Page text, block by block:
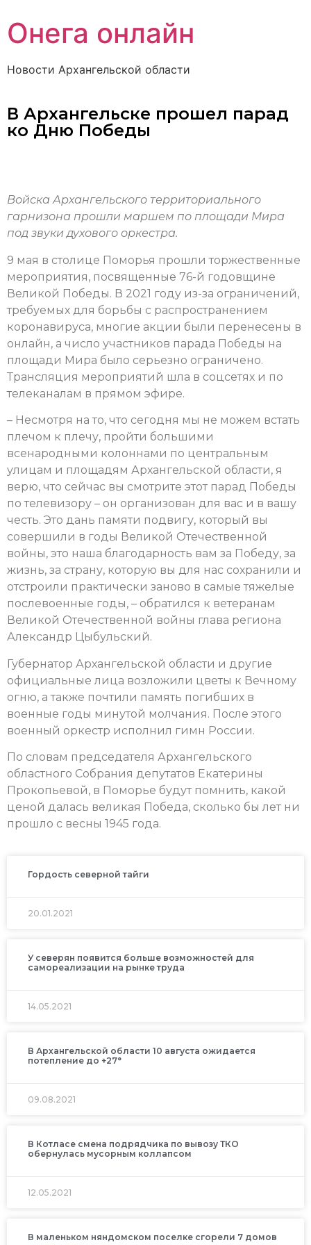
Онега онлайн
Новости Архангельской области
В Архангельске прошел парад
ко Дню Победы
Войска Архангельского территориального
гарнизона прошли маршем по площади Мира
под звуки духового оркестра.
9 мая в столице Поморья прошли торжественные
мероприятия, посвященные 76-й годовщине
Великой Победы. В 2021 году из-за ограничений,
требуемых для борьбы с распространением
коронавируса, многие акции были перенесены в
онлайн, а число участников парада Победы на
площади Мира было серьезно ограничено.
Трансляция мероприятий шла в соцсетях и по
телеканалам в прямом эфире.
– Несмотря на то, что сегодня мы не можем встать
плечом к плечу, пройти большими
всенародными колоннами по центральным
улицам и площадям Архангельской области, я
верю, что сейчас вы смотрите этот парад Победы
по телевизору – он организован для вас и в вашу
честь. Это дань памяти подвигу, который вы
совершили в годы Великой Отечественной
войны, это наша благодарность вам за Победу, за
жизнь, за страну, которую вы для нас сохранили и
отстроили практически заново в самые тяжелые
послевоенные годы, – обратился к ветеранам
Великой Отечественной войны глава региона
Александр Цыбульский.
Губернатор Архангельской области и другие
официальные лица возложили цветы к Вечному
огню, а также почтили память погибших в
военные годы минутой молчания. После этого
военный оркестр исполнил гимн России.
По словам председателя Архангельского
областного Собрания депутатов Екатерины
Прокопьевой, в Поморье будут помнить, какой
ценой далась великая Победа, сколько бы лет ни
прошло с весны 1945 года.
Гордость северной тайги
20.01.2021
У северян появится больше возможностей для
самореализации на рынке труда
14.05.2021
В Архангельской области 10 августа ожидается
потепление до +27°
09.08.2021
В Котласе смена подрядчика по вывозу ТКО
обернулась мусорным коллапсом
12.05.2021
В маленьком няндомском поселке сгорели 7 домов